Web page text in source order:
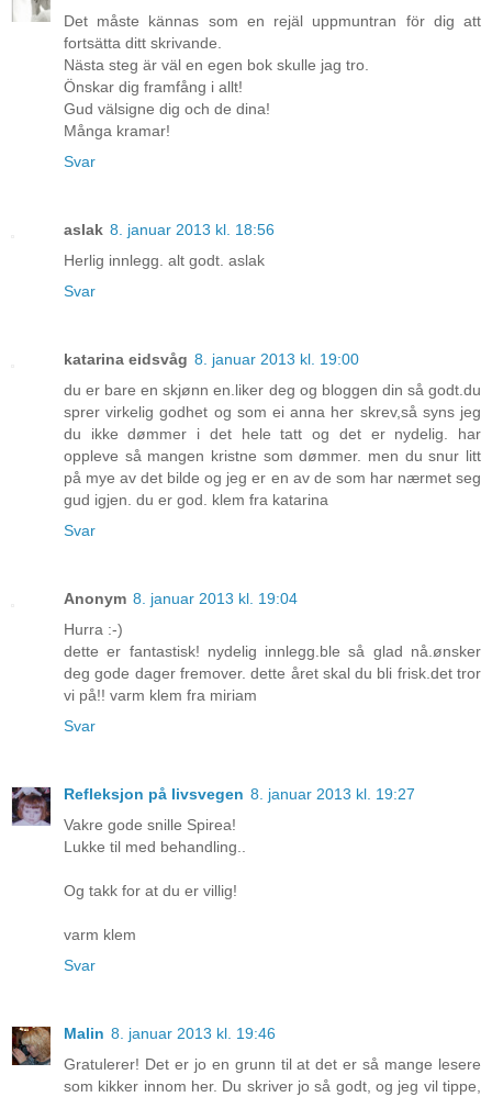
Det måste kännas som en rejäl uppmuntran för dig att
fortsätta ditt skrivande.
Nästa steg är väl en egen bok skulle jag tro.
Önskar dig framfång i allt!
Gud välsigne dig och de dina!
Många kramar!
Svar
aslak 8. januar 2013 kl. 18:56
Herlig innlegg. alt godt. aslak
Svar
katarina eidsvåg 8. januar 2013 kl. 19:00
du er bare en skjønn en.liker deg og bloggen din så godt.du
sprer virkelig godhet og som ei anna her skrev,så syns jeg
du ikke dømmer i det hele tatt og det er nydelig. har
oppleve så mangen kristne som dømmer. men du snur litt
på mye av det bilde og jeg er en av de som har nærmet seg
gud igjen. du er god. klem fra katarina
Svar
Anonym 8. januar 2013 kl. 19:04
Hurra :-)
dette er fantastisk! nydelig innlegg.ble så glad nå.ønsker
deg gode dager fremover. dette året skal du bli frisk.det tror
vi på!! varm klem fra miriam
Svar
Refleksjon på livsvegen 8. januar 2013 kl. 19:27
Vakre gode snille Spirea!
Lukke til med behandling..
Og takk for at du er villig!
varm klem
Svar
Malin 8. januar 2013 kl. 19:46
Gratulerer! Det er jo en grunn til at det er så mange lesere
som kikker innom her. Du skriver jo så godt, og jeg vil tippe,